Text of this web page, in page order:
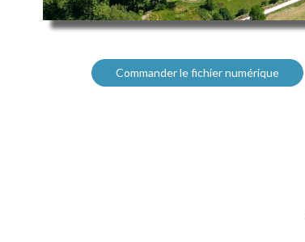
Commander le fichier numérique